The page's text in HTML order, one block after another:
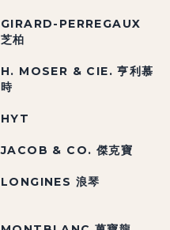
GIRARD-PERREGAUX
芝柏
H. MOSER & CIE. 亨利慕
時
HYT
JACOB & CO. 傑克寶
LONGINES 浪琴